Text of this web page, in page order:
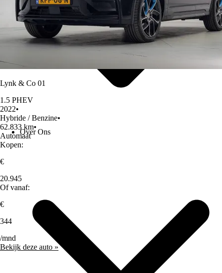
Over Ons
Lynk & Co 01
1.5 PHEV
2022•
Hybride / Benzine•
62.833 km•
Automaat
Kopen:
€
20.945
Of vanaf:
€
344
/mnd
Bekijk deze auto »